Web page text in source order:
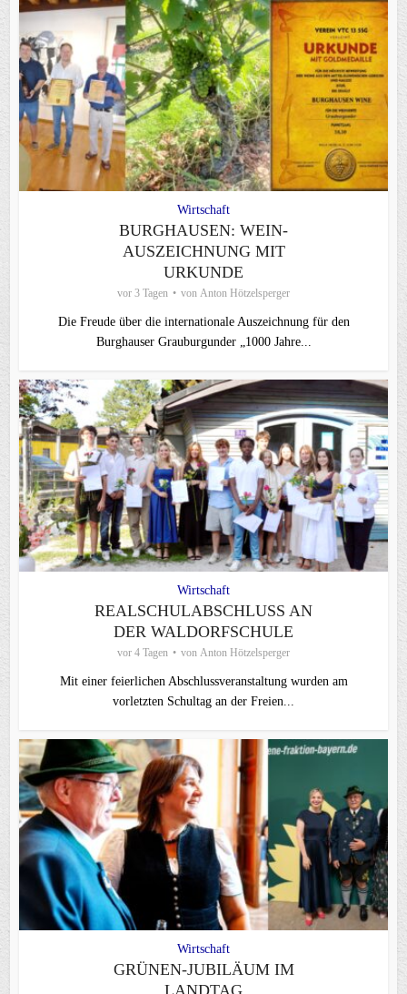
Wirtschaft
BURGHAUSEN: WEIN-
AUSZEICHNUNG MIT
URKUNDE
vor 3 Tagen von Anton Hötzelsperger
Die Freude über die internationale Auszeichnung für den
Burghauser Grauburgunder „1000 Jahre...
Wirtschaft
REALSCHULABSCHLUSS AN
DER WALDORFSCHULE
vor 4 Tagen von Anton Hötzelsperger
Mit einer feierlichen Abschlussveranstaltung wurden am
vorletzten Schultag an der Freien...
Wirtschaft
GRÜNEN-JUBILÄUM IM